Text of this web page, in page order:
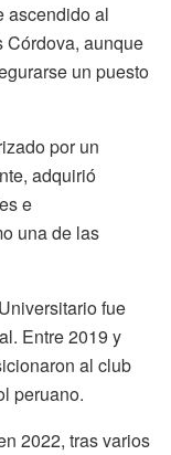
ascendido al
Córdova, aunque
un puesto
por un
adquirió
e
una de las
fue
Entre 2019 y
al club
peruano.
2022, tras varios